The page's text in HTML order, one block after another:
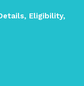
Eligibility,